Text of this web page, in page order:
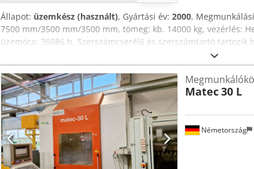
Állapot: üzemkész (használt), Gyártási év: 2000,
7500 mm/3500 mm/3500 mm, tömeg: kb. 14000 kg, vezérlés:
üzemóra: 36086 h. Szerszámcserélő és szerszámtartó tartozik
Dokumentáció rendelkezésre áll. Helyszíni megtekintés
Németország
Matec30 L